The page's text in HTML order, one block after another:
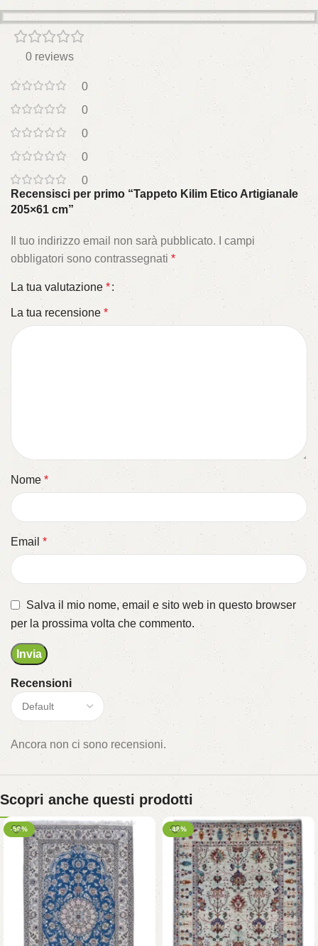
0 reviews
0
0
0
0
0
Recensioni
Ancora non ci sono recensioni.
Recensisci per primo “Tappeto Kilim Etico Artigianale
205×61 cm”
Il tuo indirizzo email non sarà pubblicato.
I campi
obbligatori sono contrassegnati *
La tua valutazione *
La tua recensione *
Nome*
Email *
Salva il mio nome, email e sito web in questo browser
per la prossima volta che commento.
Scopri anche questi prodotti
-50% -48%